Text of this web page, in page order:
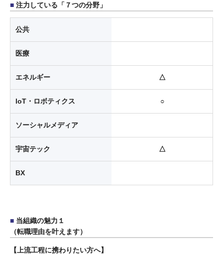
注力している「７つの分野」
公共
医療
エネルギー △
loT・ロボティクス ○
ソーシャルメディア
宇宙テック △
BX
当組織の魅力１
（転職理由を叶えます）
上流工程に携わりたい方へ